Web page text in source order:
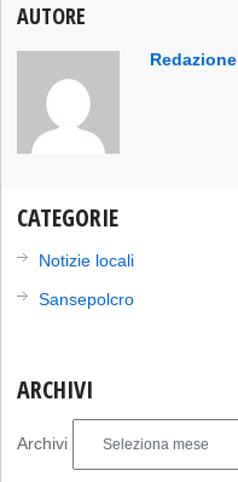
AUTORE
Redazione
CATEGORIE
Notizie locali
Sansepolcro
ARCHIVI
Archivi